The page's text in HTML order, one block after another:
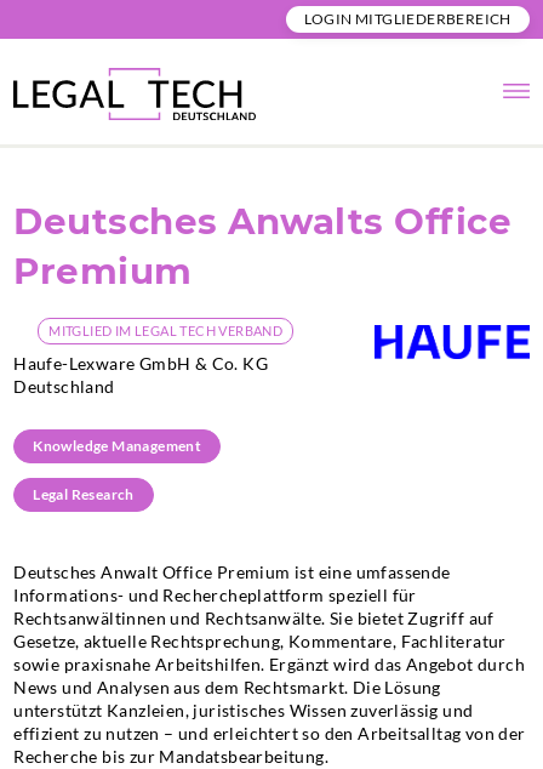
LOGIN MITGLIEDERBEREICH
Deutsches Anwalts Office
Premium
MITGLIED IM LEGAL TECH VERBAND
Haufe-Lexware GmbH & Co. KG
Deutschland
Knowledge Management
Legal Research
Deutsches Anwalt Office Premium ist eine umfassende
Informations- und Rechercheplattform speziell für
Rechtsanwältinnen und Rechtsanwälte. Sie bietet Zugriff auf
Gesetze, aktuelle Rechtsprechung, Kommentare, Fachliteratur
sowie praxisnahe Arbeitshilfen. Ergänzt wird das Angebot durch
News und Analysen aus dem Rechtsmarkt. Die Lösung
unterstützt Kanzleien, juristisches Wissen zuverlässig und
effizient zu nutzen – und erleichtert so den Arbeitsalltag von der
Recherche bis zur Mandatsbearbeitung.